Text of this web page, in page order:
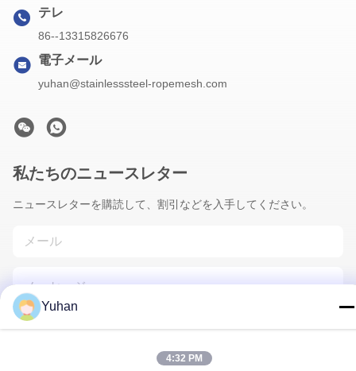
テレ
86--13315826676
電子メール
yuhan@stainlesssteel-ropemesh.com
私たちのニュースレター
ニュースレターを購読して、割引などを入手してください。
Yuhan
4:32 PM